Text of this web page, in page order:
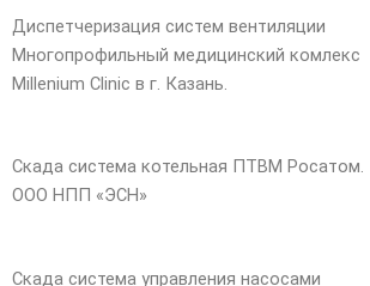
Диспетчеризация систем вентиляции
Многопрофильный медицинский комлекс
Millenium Clinic в г. Казань.
Скада система котельная ПТВМ Росатом.
ООО НПП «ЭСН»
Скада система управления насосами